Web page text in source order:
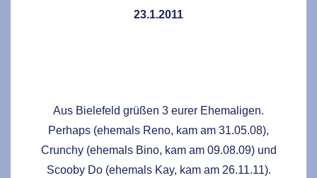
23.1.2011
Aus Bielefeld grüßen 3 eurer Ehemaligen.
Perhaps (ehemals Reno, kam am 31.05.08),
Crunchy (ehemals Bino, kam am 09.08.09) und
Scooby Do (ehemals Kay, kam am 26.11.11).